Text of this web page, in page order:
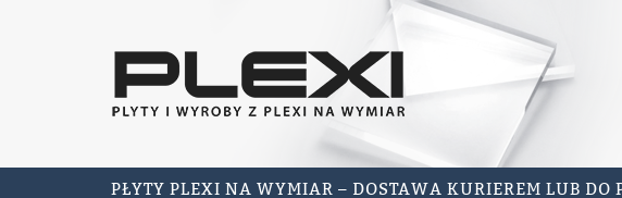
PŁYTY PLEXI NA WYMIAR – DOSTAWA KURIEREM LUB DO